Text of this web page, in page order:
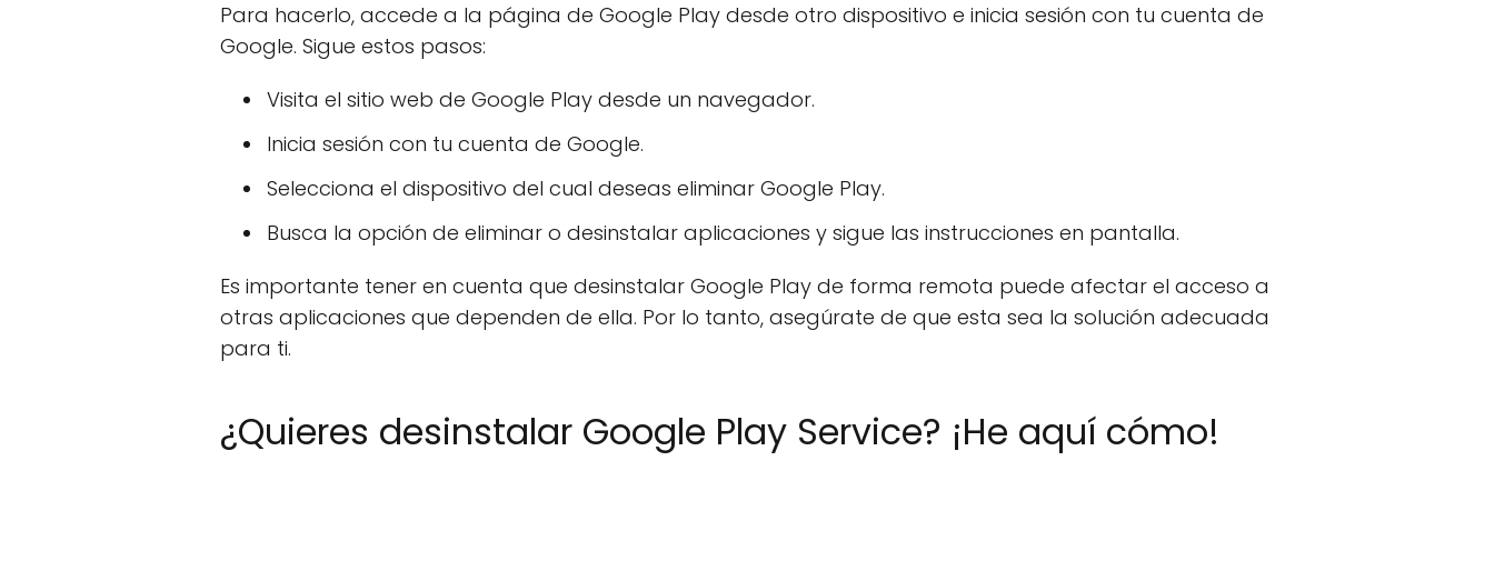
Para hacerlo, accede a la página de Google Play desde otro dispositivo e inicia sesión con tu cuenta de
Google. Sigue estos pasos:
Visita el sitio web de Google Play desde un navegador.
Inicia sesión con tu cuenta de Google.
Selecciona el dispositivo del cual deseas eliminar Google Play.
Busca la opción de eliminar o desinstalar aplicaciones y sigue las instrucciones en pantalla.
Es importante tener en cuenta que desinstalar Google Play de forma remota puede afectar el acceso a
otras aplicaciones que dependen de ella. Por lo tanto, asegúrate de que esta sea la solución adecuada
para ti.
¿Quieres desinstalar Google Play Service? ¡He aquí cómo!